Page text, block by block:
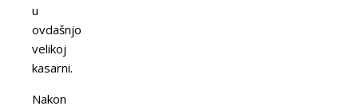
u
ovdašnjoj
velikoj
kasarni.
Nakon